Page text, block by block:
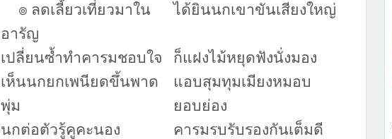
๏ ลดเลี้ยวเที่ยวมาใน
อารัญ
ได้ยินนกเขาขันเสียงใหญ่
เปลี่ยนซ้ำทำคารมชอบใจ
ก็แฝงไม้หยุดฟังนั่งมอง
เห็นนกยกเพนียดขึ้นพาด
พุ่ม
แอบสุมทุมเมียงหมอบ
ยอบย่อง
นกต่อตัวรู้คูคะนอง
คารมรบรับรองกันเต็มดี